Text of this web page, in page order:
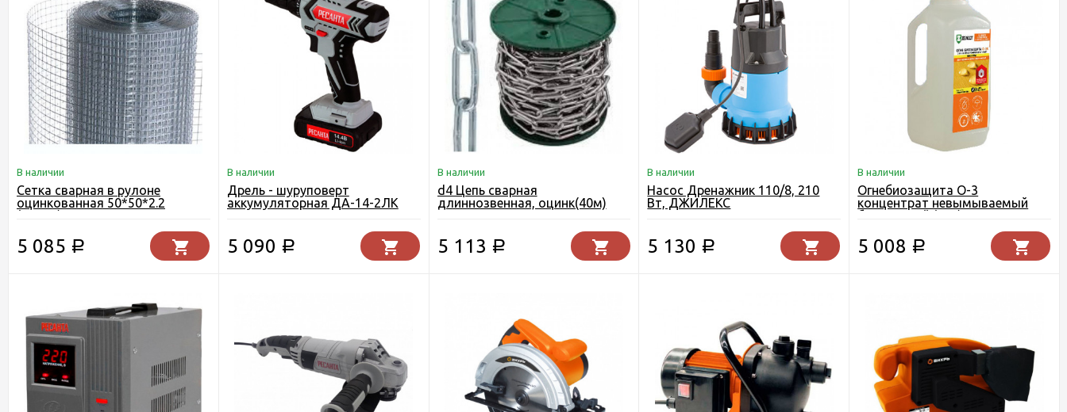
В наличии
Сетка сварная в рулоне
оцинкованная 50*50*2.2
(1.8*15) ТОЛСТАЯ
5 085 Р
В наличии
Дрель - шуруповерт
аккумуляторная ДА-14-2ЛК
5 090 Р
В наличии
d4 Цепь сварная
длиннозвенная, оцинк(40м)
5 113 Р
В наличии
Насос Дренажник 110/8, 210
Вт, ДЖИЛЕКС
5 130 Р
В наличии
Огнебиозащита О-3
концентрат невымываемый
бесцветный (6 кг) Зелест
5 008 Р